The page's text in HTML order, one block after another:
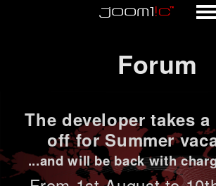
Forum
The developer takes
off for Summer
...and will be back with